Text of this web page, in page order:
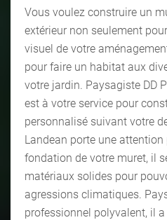
Vous voulez construire un
extérieur non seulement
visuel de votre
pour faire un habitat aux
votre jardin. Paysagiste DD
est à votre service pour
personnalisé suivant votre
Landean porte une
fondation de votre muret, il
matériaux solides pour
agressions climatiques.
professionnel polyvalent, il